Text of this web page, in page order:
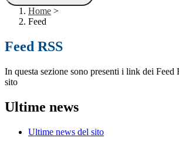
Home >
Feed
Feed RSS
In questa sezione sono presenti i link dei
sito
Ultime news
Ultime news del sito